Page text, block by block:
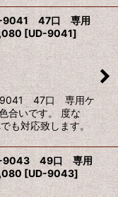
9041 47口 専用
[UD-9041]
47口 専用ケ
合いです。 度な
も対応致します。
9043 49口 専用
[UD-9043]